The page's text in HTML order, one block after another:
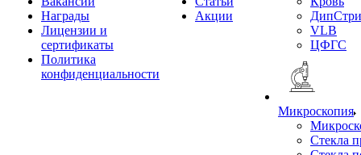
Награды
Лицензии и
сертификаты
Политика
конфиденциальности
Акции
VLB
ЦФГС
Микроскопия
Стекла